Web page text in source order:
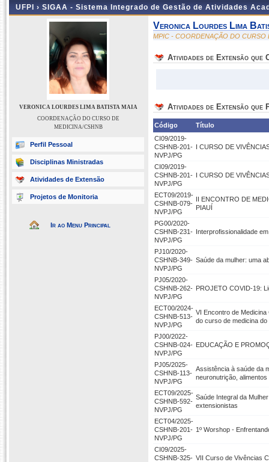
UFPI › SIGAA - Sistema Integrado de Gestão de Atividades
VERONICA LOURDES LIMA BATISTA MAIA
COORDENAÇÃO DO CURSO DE
MEDICINA/CSHNB
Perfil Pessoal
Disciplinas Ministradas
Atividades de Extensão
Projetos de Monitoria
Ir ao Menu Principal
Veronica Lourdes Lima
MPIC - COORDENAÇÃO DO CURSO
Atividades de Extensão que
Atividades de Extensão que
Código
Título
CI09/2019-
CSHNB-201-
NVPJ/PG
I CURSO DE
CI09/2019-
CSHNB-201-
NVPJ/PG
I CURSO DE
ECT09/2019-
CSHNB-079-
NVPJ/PG
II ENCONTRO DE
PIAUÍ
PG00/2020-
CSHNB-231-
NVPJ/PG
Interprofissionalidade
PJ10/2020-
CSHNB-349-
NVPJ/PG
Saúde da mulher: uma
PJ05/2020-
CSHNB-262-
NVPJ/PG
PROJETO COVID-19:
ECT00/2024-
CSHNB-513-
NVPJ/PG
VI Encontro de
do curso de medicina do
PJ00/2022-
CSHNB-024-
NVPJ/PG
EDUCAÇÃO E
PJ05/2025-
CSHNB-113-
NVPJ/PG
Assistência à saúde da
neuronutrição,
ECT09/2025-
CSHNB-592-
NVPJ/PG
Saúde Integral da
extensionistas
ECT04/2025-
CSHNB-201-
NVPJ/PG
1º Worshop -
CI09/2025-
CSHNB-325- VII Curso de Vivências